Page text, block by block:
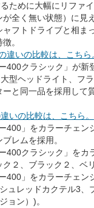
ために大幅にリファ
全く無い状態）に見
フトドライブと相ま
。
違いの比較は、こちら
400クラシック」が新
型ヘッドライト、フ
と同一品を採用して
いの比較は、こちら。
400」をカラーチェン
レムを採用。
400クラシック」をカ
２、ブラック２、ベ
400」をカラーチェン
ュレッドカクテル3、
ョン）)。